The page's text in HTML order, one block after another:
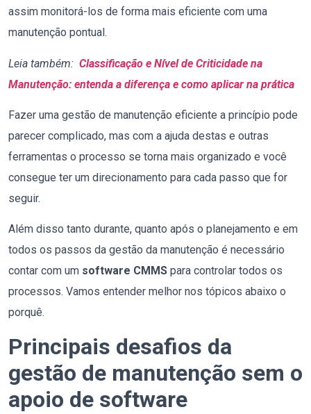
assim monitorá-los de forma mais eficiente com uma
manutenção pontual.
Leia também: Classificação e Nível de Criticidade na
Manutenção: entenda a diferença e como aplicar na prática
Fazer uma gestão de manutenção eficiente a princípio pode
parecer complicado, mas com a ajuda destas e outras
ferramentas o processo se torna mais organizado e você
consegue ter um direcionamento para cada passo que for
seguir.
Além disso tanto durante, quanto após o planejamento e em
todos os passos da gestão da manutenção é necessário
contar com um software CMMS para controlar todos os
processos. Vamos entender melhor nos tópicos abaixo o
porquê.
Principais desafios da
gestão de manutenção sem o
apoio de software